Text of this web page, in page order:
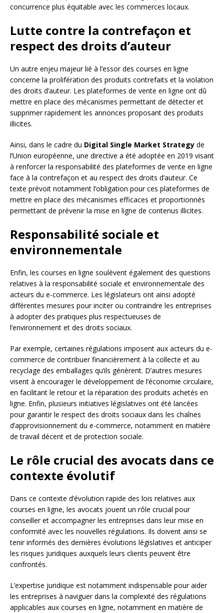
concurrence plus équitable avec les commerces locaux.
Lutte contre la contrefaçon et
respect des droits d’auteur
Un autre enjeu majeur lié à l’essor des courses en ligne
concerne la prolifération des produits contrefaits et la violation
des droits d’auteur. Les plateformes de vente en ligne ont dû
mettre en place des mécanismes permettant de détecter et
supprimer rapidement les annonces proposant des produits
illicites.
Ainsi, dans le cadre du Digital Single Market Strategy de
l’Union européenne, une directive a été adoptée en 2019 visant
à renforcer la responsabilité des plateformes de vente en ligne
face à la contrefaçon et au respect des droits d’auteur. Ce
texte prévoit notamment l’obligation pour ces plateformes de
mettre en place des mécanismes efficaces et proportionnés
permettant de prévenir la mise en ligne de contenus illicites.
Responsabilité sociale et
environnementale
Enfin, les courses en ligne soulèvent également des questions
relatives à la responsabilité sociale et environnementale des
acteurs du e-commerce. Les législateurs ont ainsi adopté
différentes mesures pour inciter ou contraindre les entreprises
à adopter des pratiques plus respectueuses de
l’environnement et des droits sociaux.
Par exemple, certaines régulations imposent aux acteurs du e-
commerce de contribuer financièrement à la collecte et au
recyclage des emballages qu’ils génèrent. D’autres mesures
visent à encourager le développement de l’économie circulaire,
en facilitant le retour et la réparation des produits achetés en
ligne. Enfin, plusieurs initiatives législatives ont été lancées
pour garantir le respect des droits sociaux dans les chaînes
d’approvisionnement du e-commerce, notamment en matière
de travail décent et de protection sociale.
Le rôle crucial des avocats dans ce
contexte évolutif
Dans ce contexte d’évolution rapide des lois relatives aux
courses en ligne, les avocats jouent un rôle crucial pour
conseiller et accompagner les entreprises dans leur mise en
conformité avec les nouvelles régulations. Ils doivent ainsi se
tenir informés des dernières évolutions législatives et anticiper
les risques juridiques auxquels leurs clients peuvent être
confrontés.
L’expertise juridique est notamment indispensable pour aider
les entreprises à naviguer dans la complexité des régulations
applicables aux courses en ligne, notamment en matière de